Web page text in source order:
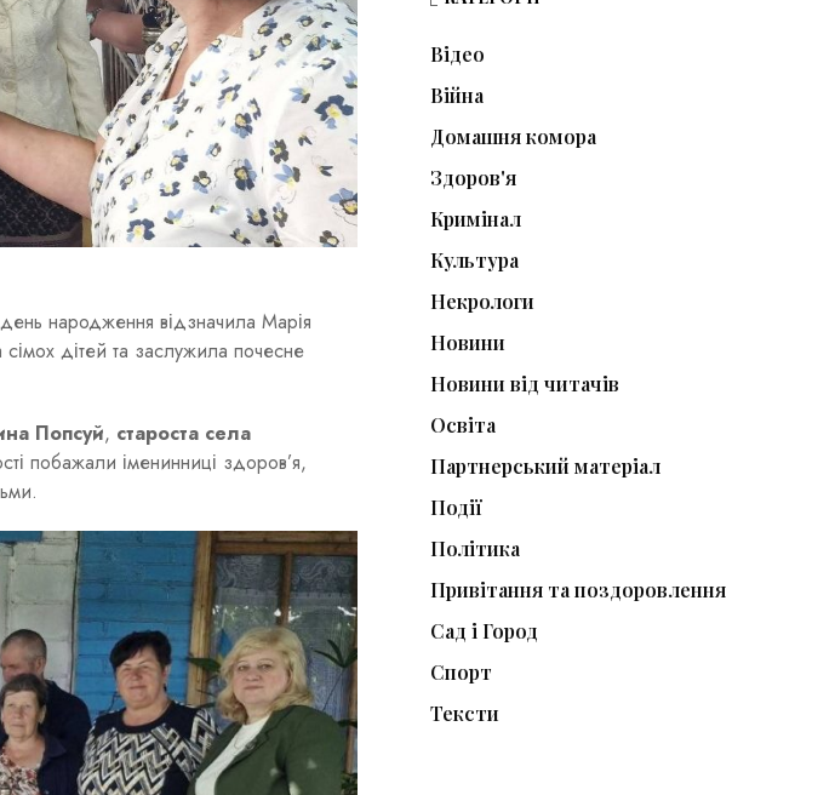
народження відзначила Марія
дітей та заслужила почесне
Попсуй, староста села
побажали іменинниці здоров’я,
Відео
Війна
Домашня комора
Здоров'я
Кримінал
Культура
Некрологи
Новини
Новини від читачів
Освіта
Партнерський матеріал
Події
Політика
Привітання та поздоровлення
Сад і Город
Спорт
Тексти